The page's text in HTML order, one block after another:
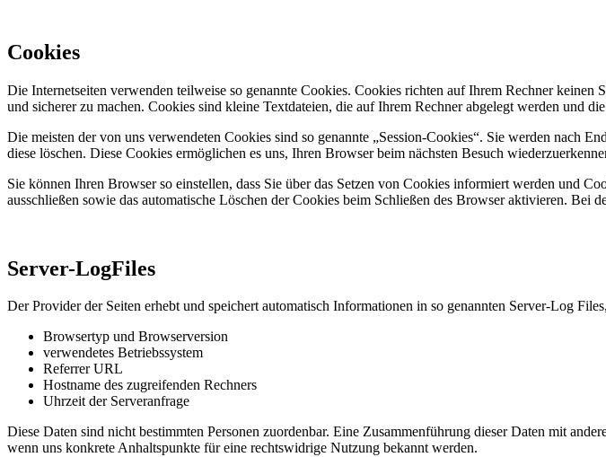
Cookies
Die Internetseiten verwenden teilweise so genannte Cookies. Cookies richten auf Ihrem Rechner
und sicherer zu machen. Cookies sind kleine Textdateien, die auf Ihrem Rechner abgelegt werden und
Die meisten der von uns verwendeten Cookies sind so genannte „Session-Cookies“. Sie werden nach
diese löschen. Diese Cookies ermöglichen es uns, Ihren Browser beim nächsten Besuch
Sie können Ihren Browser so einstellen, dass Sie über das Setzen von Cookies informiert werden und
ausschließen sowie das automatische Löschen der Cookies beim Schließen des Browser aktivieren.
Server-LogFiles
Der Provider der Seiten erhebt und speichert automatisch Informationen in so genannten Server-Log
Browsertyp und Browserversion
verwendetes Betriebssystem
Referrer URL
Hostname des zugreifenden Rechners
Uhrzeit der Serveranfrage
Diese Daten sind nicht bestimmten Personen zuordenbar. Eine Zusammenführung dieser Daten mit
wenn uns konkrete Anhaltspunkte für eine rechtswidrige Nutzung bekannt werden.